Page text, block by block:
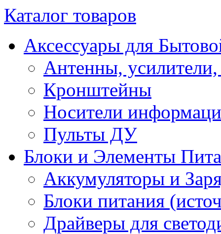
Каталог товаров
Аксессуары для
Антенны, усилители,
Кронштейны
Носители
Пульты ДУ
Блоки и Элементы
Аккумуляторы и
Блоки питания
Драйверы для